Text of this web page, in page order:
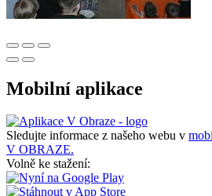
Mobilní aplikace
Sledujte informace z našeho webu v
V OBRAZE.
Volně ke stažení: